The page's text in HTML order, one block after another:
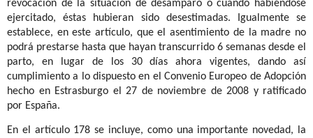
revocación de la situación de desamparo o cuando habiéndose
ejercitado, éstas hubieran sido desestimadas. Igualmente se
establece, en este artículo, que el asentimiento de la madre no
podrá prestarse hasta que hayan transcurrido 6 semanas desde el
parto, en lugar de los 30 días ahora vigentes, dando así
cumplimiento a lo dispuesto en el Convenio Europeo de Adopción
hecho en Estrasburgo el 27 de noviembre de 2008 y ratificado
por España.
En el artículo 178 se incluye, como una importante novedad, la